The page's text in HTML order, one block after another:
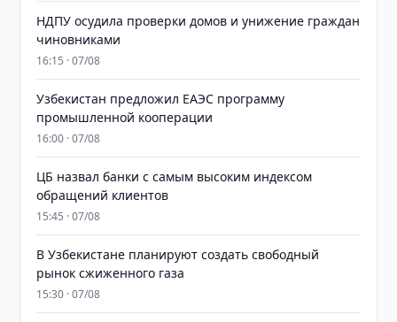
НДПУ осудила проверки домов и унижение граждан
чиновниками
16:15 · 07/08
Узбекистан предложил ЕАЭС программу
промышленной кооперации
16:00 · 07/08
ЦБ назвал банки с самым высоким индексом
обращений клиентов
15:45 · 07/08
В Узбекистане планируют создать свободный
рынок сжиженного газа
15:30 · 07/08